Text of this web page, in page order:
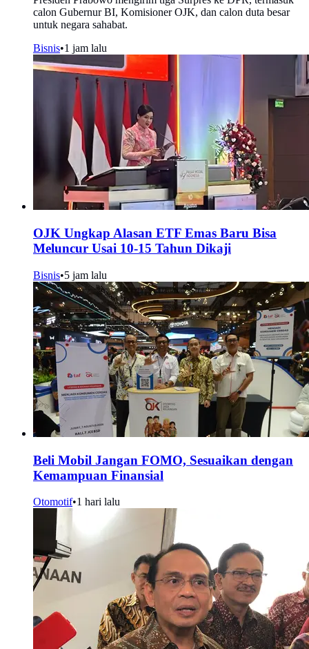
calon Gubernur BI, Komisioner OJK, dan calon duta besar
untuk negara sahabat.
Bisnis•1 jam lalu
OJK Ungkap Alasan ETF Emas Baru Bisa
Meluncur Usai 10-15 Tahun Dikaji
Bisnis•5 jam lalu
Beli Mobil Jangan FOMO, Sesuaikan dengan
Kemampuan Finansial
Otomotif•1 hari lalu